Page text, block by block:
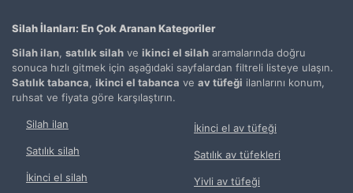
Silah İlanları: En Çok Aranan Kategoriler
Silah ilan satılık silah ve ikinci el silah aramalarında doğru
sonuca hızlı gitmek için aşağıdaki sayfalardan filtreli listeye ulaşın.
Satılık tabanca ikinci el tabanca ve av tüfeği ilanlarını konum,
ruhsat ve fiyata göre karşılaştırın.
Silah ilan
Satılık silah
İkinci el silah
İkinci el av tüfeği
Satılık av tüfekleri
Yivli av tüfeği